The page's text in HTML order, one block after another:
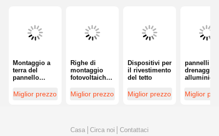
Montaggio a
terra del
pannello
Montaggio
solare
Miglior prezzo
Righe di
montaggio
fotovoltaiche
Gi
Miglior prezzo
Dispositivi per
il rivestimento
del tetto
Miglior prezzo
pannelli di
drenaggio
alluminio
canale di
montaggio
Miglior
Casa Circa noi Contattaci